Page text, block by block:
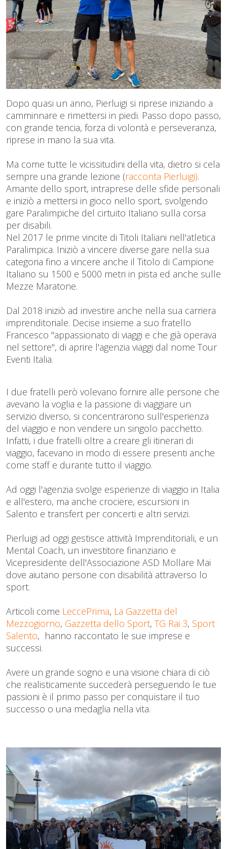
Dopo quasi un anno, Pierluigi si riprese iniziando a
camminnare e rimettersi in piedi. Passo dopo passo,
con grande tencia, forza di volontà e perseveranza,
riprese in mano la sua vita.
Ma come tutte le vicissitudini della vita, dietro si cela
sempre una grande lezione (racconta Pierluigi).
Amante dello sport, intraprese delle sfide personali
e iniziò a mettersi in gioco nello sport, svolgendo
gare Paralimpiche del cirtuito Italiano sulla corsa
per disabili.
Nel 2017 le prime vincite di Titoli Italiani nell'atletica
Paralimpica. Iniziò a vincere diverse gare nella sua
categoria fino a vincere anche il Titolo di Campione
Italiano su 1500 e 5000 metri in pista ed anche sulle
Mezze Maratone.
Dal 2018 iniziò ad investire anche nella sua carriera
imprenditoriale. Decise insieme a suo fratello
Francesco "appassionato di viaggi e che già operava
nel settore", di aprire l'agenzia viaggi dal nome Tour
Eventi Italia.
I due fratelli però volevano fornire alle persone che
avevano la voglia e la passione di viaggiare un
servizio diverso, si concentrarono sull'esperienza
del viaggio e non vendere un singolo pacchetto.
Infatti, i due fratelli oltre a creare gli itinerari di
viaggio, facevano in modo di essere presenti anche
come staff e durante tutto il viaggio.
Ad oggi l'agenzia svolge esperienze di viaggio in Italia
e all'estero, ma anche crociere, escursioni in
Salento e transfert per concerti e altri servizi.
Pierluigi ad oggi gestisce attività Imprenditoriali, e un
Mental Coach, un investitore finanziario e
Vicepresidente dell'Associazione ASD Mollare Mai
dove aiutano persone con disabilità attraverso lo
sport.
Articoli come LeccePrima, La Gazzetta del
Mezzogiorno, Gazzetta dello Sport, TG Rai 3, Sport
Salento, hanno raccontato le sue imprese e
successi.
Avere un grande sogno e una visione chiara di ciò
che realisticamente succederà perseguendo le tue
passioni è il primo passo per conquistare il tuo
successo o una medaglia nella vita.